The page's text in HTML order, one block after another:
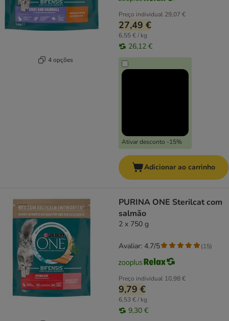
4 opções
Preço individual 29,07 €
27,49 €
6,55 € / kg
26,12 €
Ativar desconto -15%
Adicionar ao carrinho
PURINA ONE Sterilcat com
salmão
2 x 750 g
Preço individual 10,98 €
9,79 €
6,53 € / kg
9,30 €
Avaliar: 4.7/5 (15)